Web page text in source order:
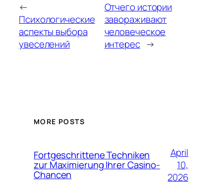
←
Психологические
аспекты выбора
увеселений
Отчего истории
завораживают
человеческое
интерес →
MORE POSTS
Fortgeschrittene Techniken
zur Maximierung Ihrer Casino-
Chancen
April
10,
2026